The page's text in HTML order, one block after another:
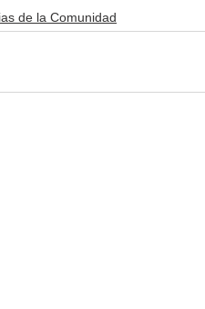
de la Comunidad